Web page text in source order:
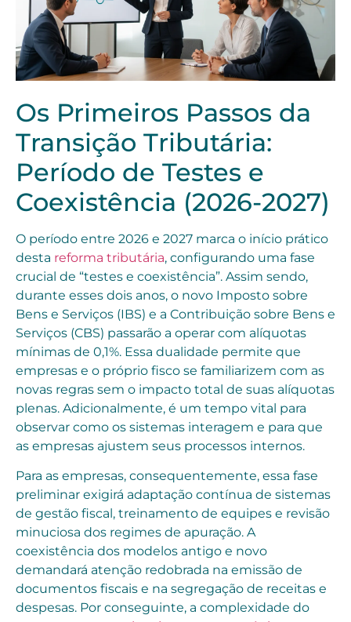
Os Primeiros Passos da
Transição Tributária:
Período de Testes e
Coexistência (2026-2027)
O período entre 2026 e 2027 marca o início prático
desta reforma tributária, configurando uma fase
crucial de “testes e coexistência”. Assim sendo,
durante esses dois anos, o novo Imposto sobre
Bens e Serviços (IBS) e a Contribuição sobre Bens e
Serviços (CBS) passarão a operar com alíquotas
mínimas de 0,1%. Essa dualidade permite que
empresas e o próprio fisco se familiarizem com as
novas regras sem o impacto total de suas alíquotas
plenas. Adicionalmente, é um tempo vital para
observar como os sistemas interagem e para que
as empresas ajustem seus processos internos.
Para as empresas, consequentemente, essa fase
preliminar exigirá adaptação contínua de sistemas
de gestão fiscal, treinamento de equipes e revisão
minuciosa dos regimes de apuração. A
coexistência dos modelos antigo e novo
demandará atenção redobrada na emissão de
documentos fiscais e na segregação de receitas e
despesas. Por conseguinte, a complexidade do